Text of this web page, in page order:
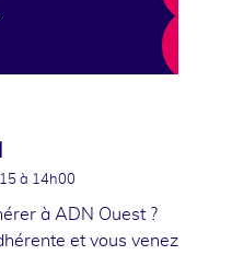
à 14h00
à ADN Ouest ?
et vous venez